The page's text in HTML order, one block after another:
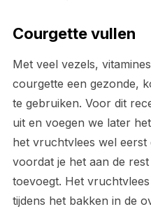
Courgette vullen
Met veel vezels,
courgette een gezonde,
te gebruiken. Voor dit
uit en voegen we later
het vruchtvlees wel eerst
voordat je het aan de
toevoegt. Het
tijdens het bakken in de